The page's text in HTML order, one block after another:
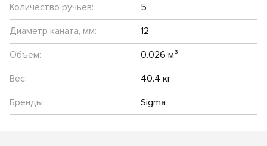
Количество ручьев:
5
Диаметр каната, мм:
12
Объем:
0.026 м³
Вес:
40.4 кг
Бренды:
Sigma